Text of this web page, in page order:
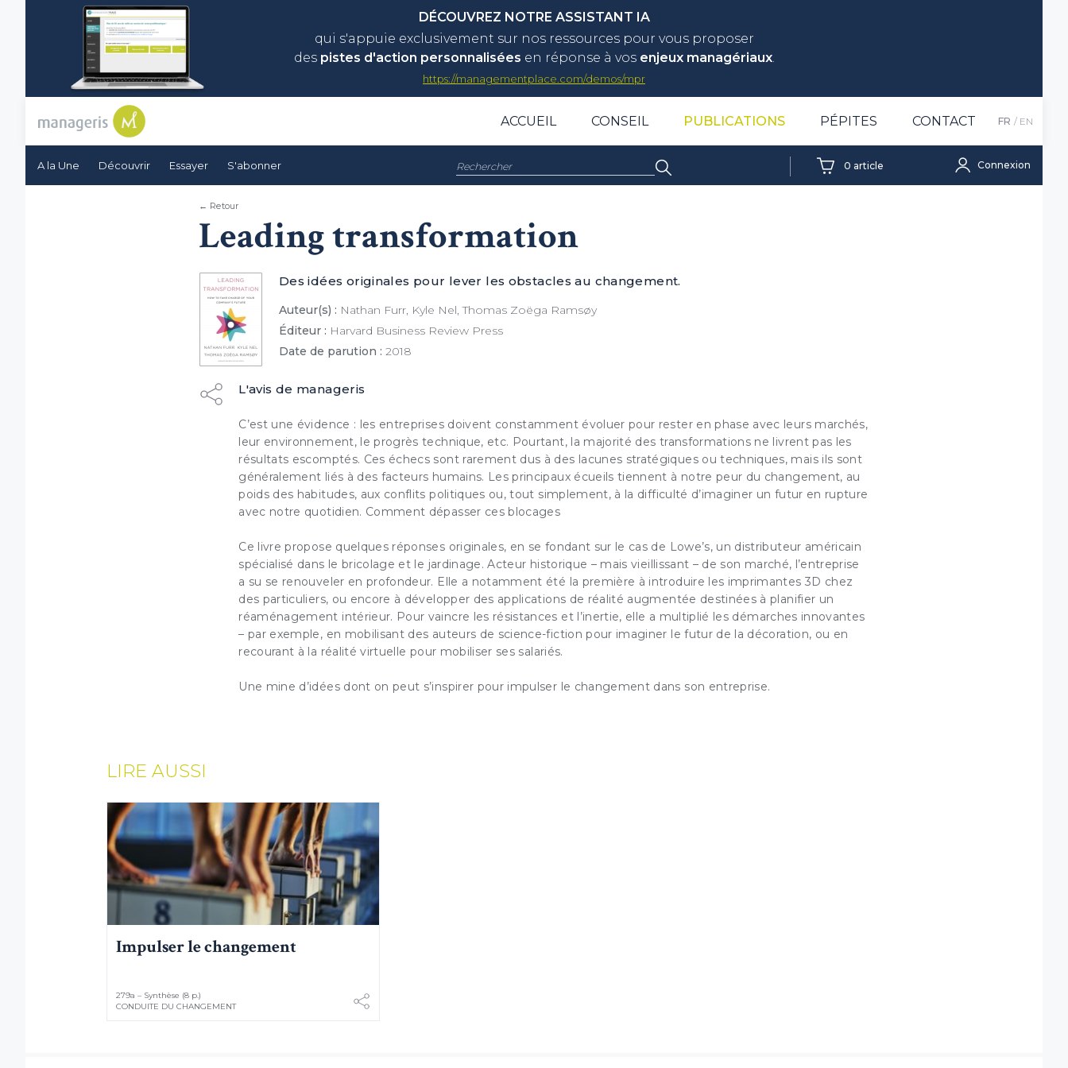
DÉCOUVREZ NOTRE ASSISTANT IA
qui s'appuie exclusivement sur nos ressources pour vous proposer
des pistes d'action personnalisées en réponse à vos enjeux managériaux.
https://managementplace.com/demos/mpr
ACCUEIL CONSEIL PUBLICATIONS PÉPITES CONTACT FR EN
A la Une Découvrir Essayer S'abonner Rechercher : 0 article Connexion
← Retour
Leading transformation
Des idées originales pour lever les obstacles au changement.
Auteur(s) : Nathan Furr, Kyle Nel, Thomas Zoëga Ramsøy
Éditeur : Harvard Business Review Press
Date de parution : 2018
L'avis de manageris
C’est une évidence : les entreprises doivent constamment évoluer pour rester en phase avec leurs marchés,
leur environnement, le progrès technique, etc. Pourtant, la majorité des transformations ne livrent pas les
résultats escomptés. Ces échecs sont rarement dus à des lacunes stratégiques ou techniques, mais ils sont
généralement liés à des facteurs humains. Les principaux écueils tiennent à notre peur du changement, au
poids des habitudes, aux conflits politiques ou, tout simplement, à la difficulté d’imaginer un futur en rupture
avec notre quotidien. Comment dépasser ces blocages
Ce livre propose quelques réponses originales, en se fondant sur le cas de Lowe’s, un distributeur américain
spécialisé dans le bricolage et le jardinage. Acteur historique – mais vieillissant – de son marché, l’entreprise
a su se renouveler en profondeur. Elle a notamment été la première à introduire les imprimantes 3D chez
des particuliers, ou encore à développer des applications de réalité augmentée destinées à planifier un
réaménagement intérieur. Pour vaincre les résistances et l’inertie, elle a multiplié les démarches innovantes
– par exemple, en mobilisant des auteurs de science-fiction pour imaginer le futur de la décoration, ou en
recourant à la réalité virtuelle pour mobiliser ses salariés.
Une mine d’idées dont on peut s’inspirer pour impulser le changement dans son entreprise.
LIRE AUSSI
Impulser le changement
279a – Synthèse (8 p.)
CONDUITE DU CHANGEMENT
ESSAI GRATUIT
Découvrez gratuitement et sans engagement nos contenus et
notre solution d’aide à l’action boostée par l'IA
JE DÉCOUVRE
(1) Cochez cette option pour laisser une trace sur votre ordinateur afin de ne plus afficher cette fenêtre.
Ce système de trace est basé sur les cookies. Ces fichiers ne peuvent en aucun cas endommager votre
ordinateur, ni l'affecter d'aucune façon, vous pourrez les supprimer à tout moment dans les options de
votre navigateur.